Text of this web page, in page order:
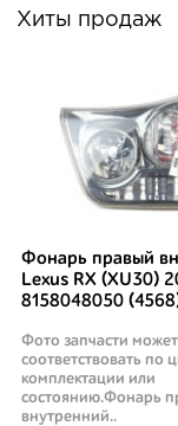
Хиты продаж
Фонарь правый
Lexus RX (XU30)
8158048050
Фото запчасти
соответствовать по
комплектации или
состоянию.Фонарь
внутренний..